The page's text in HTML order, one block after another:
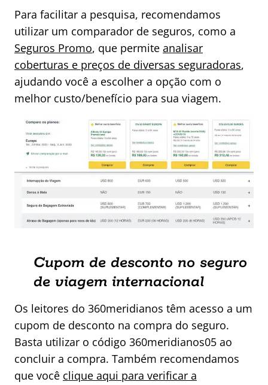
Para facilitar a pesquisa, recomendamos
utilizar um comparador de seguros, como a
Seguros Promo, que permite analisar
coberturas e preços de diversas seguradoras,
ajudando você a escolher a opção com o
melhor custo/benefício para sua viagem.
Cupom de desconto no seguro
de viagem internacional
Os leitores do 360meridianos têm acesso a um
cupom de desconto na compra do seguro.
Basta utilizar o código 360meridianos05 ao
concluir a compra. Também recomendamos
que você clique aqui para verificar a